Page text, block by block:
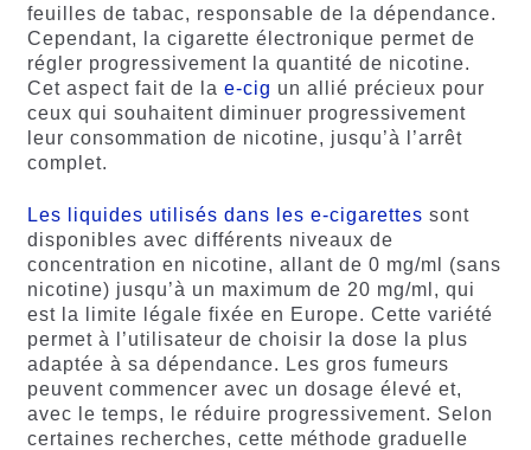
feuilles de tabac, responsable de la dépendance.
Cependant, la cigarette électronique permet de
régler progressivement la quantité de nicotine.
Cet aspect fait de la e-cig un allié précieux pour
ceux qui souhaitent diminuer progressivement
leur consommation de nicotine, jusqu’à l’arrêt
complet.
Les liquides utilisés dans les e-cigarettes sont
disponibles avec différents niveaux de
concentration en nicotine, allant de 0 mg/ml (sans
nicotine) jusqu’à un maximum de 20 mg/ml, qui
est la limite légale fixée en Europe. Cette variété
permet à l’utilisateur de choisir la dose la plus
adaptée à sa dépendance. Les gros fumeurs
peuvent commencer avec un dosage élevé et,
avec le temps, le réduire progressivement. Selon
certaines recherches, cette méthode graduelle